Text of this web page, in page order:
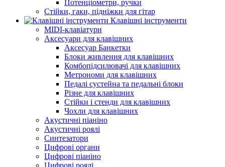
Потенціометри, ручки
Стійки, гаки, підніжки для гітар
Клавішні інструменти
MIDI-клавіатури
Аксесуари для клавішних
Аксесуар Банкетки
Блоки живлення для клавішних
Комбопідсилювачі для клавішних
Метрономи для клавішних
Педалі сустейна та педальні блоки
Різне для клавішних
Стійки і стенди для клавішних
Чохли для клавішних
Акустичні піаніно
Акустичні роялі
Синтезатори
Цифрові органи
Цифрові піаніно
Цифрові роялі